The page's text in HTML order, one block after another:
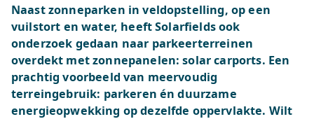
Naast zonneparken in veldopstelling, op een
vuilstort en water, heeft Solarfields ook
onderzoek gedaan naar parkeerterreinen
overdekt met zonnepanelen: solar carports. Een
prachtig voorbeeld van meervoudig
terreingebruik: parkeren én duurzame
energieopwekking op dezelfde oppervlakte. Wilt